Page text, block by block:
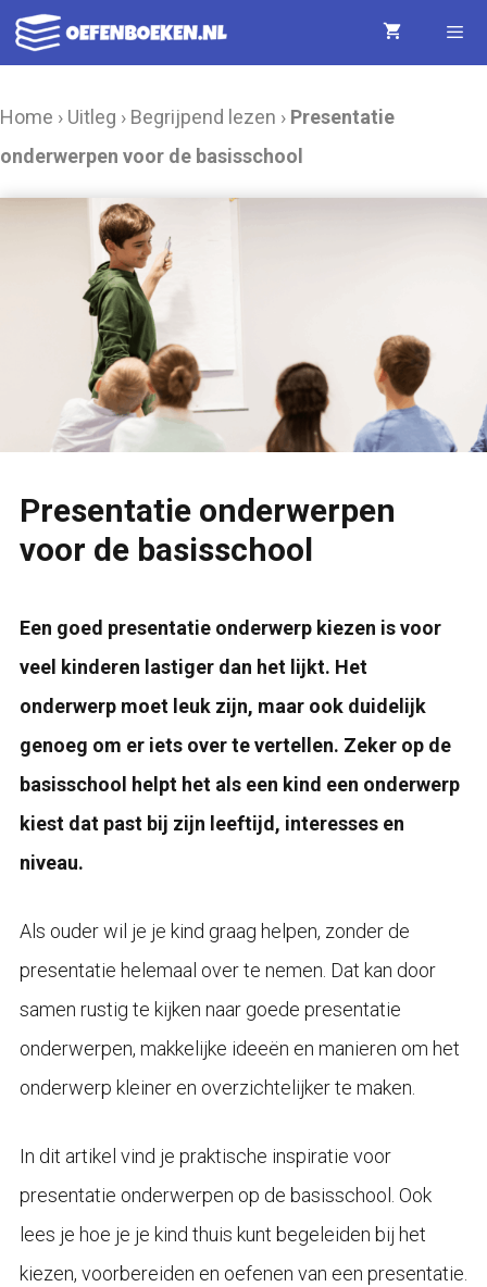
Ga
naar
Home › Uitleg › Begrijpend lezen › Presentatie
onderwerpen voor de basisschool
Presentatie onderwerpen
voor de basisschool
Een goed presentatie onderwerp kiezen is voor
veel kinderen lastiger dan het lijkt. Het
onderwerp moet leuk zijn, maar ook duidelijk
genoeg om er iets over te vertellen. Zeker op de
basisschool helpt het als een kind een onderwerp
kiest dat past bij zijn leeftijd, interesses en
niveau.
Als ouder wil je je kind graag helpen, zonder de
presentatie helemaal over te nemen. Dat kan door
samen rustig te kijken naar goede presentatie
onderwerpen, makkelijke ideeën en manieren om het
onderwerp kleiner en overzichtelijker te maken.
In dit artikel vind je praktische inspiratie voor
presentatie onderwerpen op de basisschool. Ook
lees je hoe je je kind thuis kunt begeleiden bij het
kiezen, voorbereiden en oefenen van een presentatie.